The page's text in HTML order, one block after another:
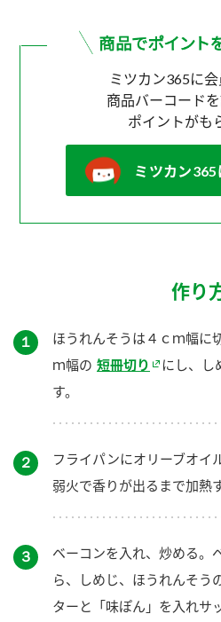
ミツカン365に
商品バーコード
ポイントがも
ミツカン365
作り
１
ほうれんそうは４ｃｍ幅に
ｍ幅の 短冊切り
にし、し
す。
２
フライパンにオリーブオイ
弱火で香りが出るまで加熱
３
ベーコンを入れ、炒める。
ら、しめじ、ほうれんそう
ターと「味ぽん」を入れサ